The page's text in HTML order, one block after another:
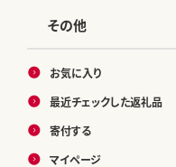
その他
お気に入り
最近チェックした返礼品
寄付する
マイページ